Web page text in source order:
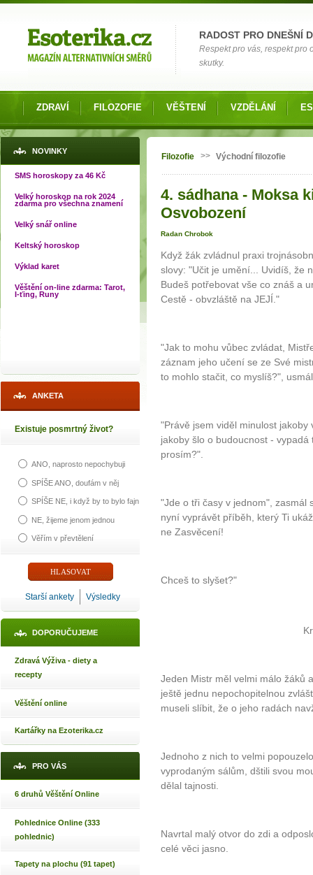
RADOST PRO DNEŠNÍ
Respekt pro vás, respekt pro
skutky.
ZDRAVÍ FILOZOFIE VĚŠTENÍ VZDĚLÁNÍ
NOVINKY
SMS horoskopy za 46 Kč
Velký horoskop na rok 2024
zdarma pro všechna znamení
Velký snář online
Keltský horoskop
Výklad karet
Věštění on-line zdarma: Tarot,
I-ťing, Runy
ANKETA
Existuje posmrtný život?
ANO, naprosto nepochybuji
SPÍŠE ANO, doufám v něj
SPÍŠE NE, i když by to bylo fajn
NE, žijeme jenom jednou
Věřím v převtělení
Starší ankety Výsledky
DOPORUČUJEME
Zdravá Výživa - diety a
recepty
Věštění online
Kartářky na Ezoterika.cz
PRO VÁS
6 druhů Věštění Online
Pohlednice Online (333
pohlednic)
Tapety na plochu (91 tapet)
Jste zde
Filozofie >> Východní filozofie
4. sádhana - Moksa
Osvobození
Radan Chrobok
Když žák zvládnul praxi
slovy: "Učit je umění... Uvidíš, že
Budeš potřebovat vše co znáš a
Cestě - obvzláště na JEJÍ."
"Jak to mohu vůbec zvládat,
záznam jeho učení se ze Své
to mohlo stačit, co myslíš?",
"Právě jsem viděl minulost
jakoby šlo o budoucnost -
prosím?".
"Jde o tři časy v jednom", zasmál
nyní vyprávět příběh, který Ti
ne Zasvěcení!
Chceš to slyšet?"
Jeden Mistr měl velmi málo žáků
ještě jednu nepochopitelnou
museli slíbit, že o jeho radách
Jednoho z nich to velmi
vyprodaným sálům, dštili svou
dělal tajnosti.
Navrtal malý otvor do zdi a
celé věci jasno.